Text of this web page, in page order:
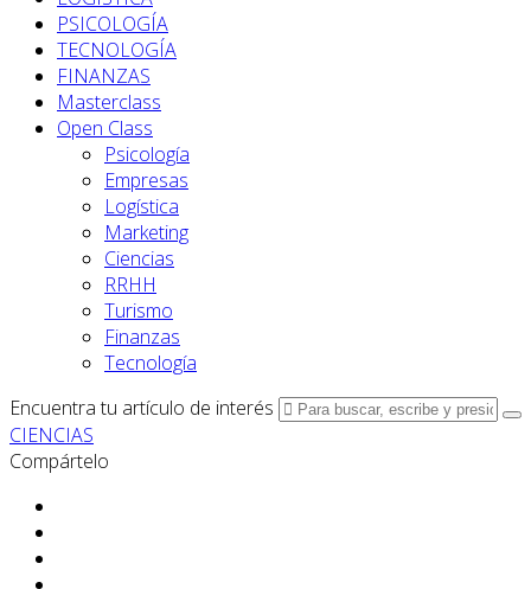
PSICOLOGÍA
TECNOLOGÍA
FINANZAS
Masterclass
Open Class
Psicología
Empresas
Logística
Marketing
Ciencias
RRHH
Turismo
Finanzas
Tecnología
Encuentra tu artículo de interés
CIENCIAS
Compártelo